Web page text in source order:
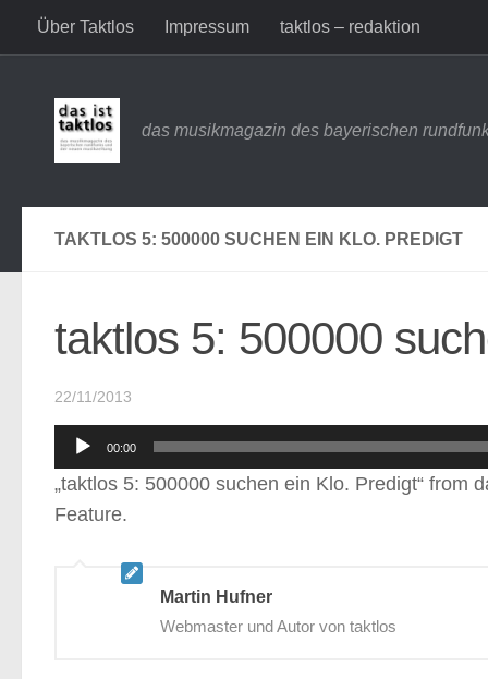
Zum Inhalt springen
Über Taktlos Impressum taktlos – redaktion
das musikmagazin des bayerischen
TAKTLOS 5: 500000 SUCHEN EIN KLO. PREDIGT
taktlos 5: 500000
22/11/2013
Audio-
Player
00:00
„taktlos 5: 500000 suchen ein Klo. Predigt“ from
Feature.
Martin Hufner
Webmaster und Autor von taktlos